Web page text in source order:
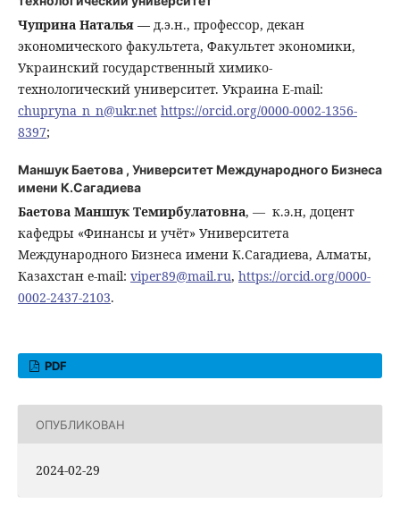
Чуприна Наталья ― д.э.н., профессор, декан
экономического факультета, Факультет экономики,
Украинский государственный химико-
технологический университет. Украина E-mail:
chupryna_n_n@ukr.net https://orcid.org/0000-0002-1356-
8397;
Маншук Баетова , Университет Международного Бизнеса
имени К.Сагадиева
Баетова Маншук Темирбулатовна, ― к.э.н, доцент
кафедры «Финансы и учёт» Университета
Международного Бизнеса имени К.Сагадиева, Алматы,
Казахстан e-mail: viper89@mail.ru, https://orcid.org/0000-
0002-2437-2103.
PDF
ОПУБЛИКОВАН
2024-02-29